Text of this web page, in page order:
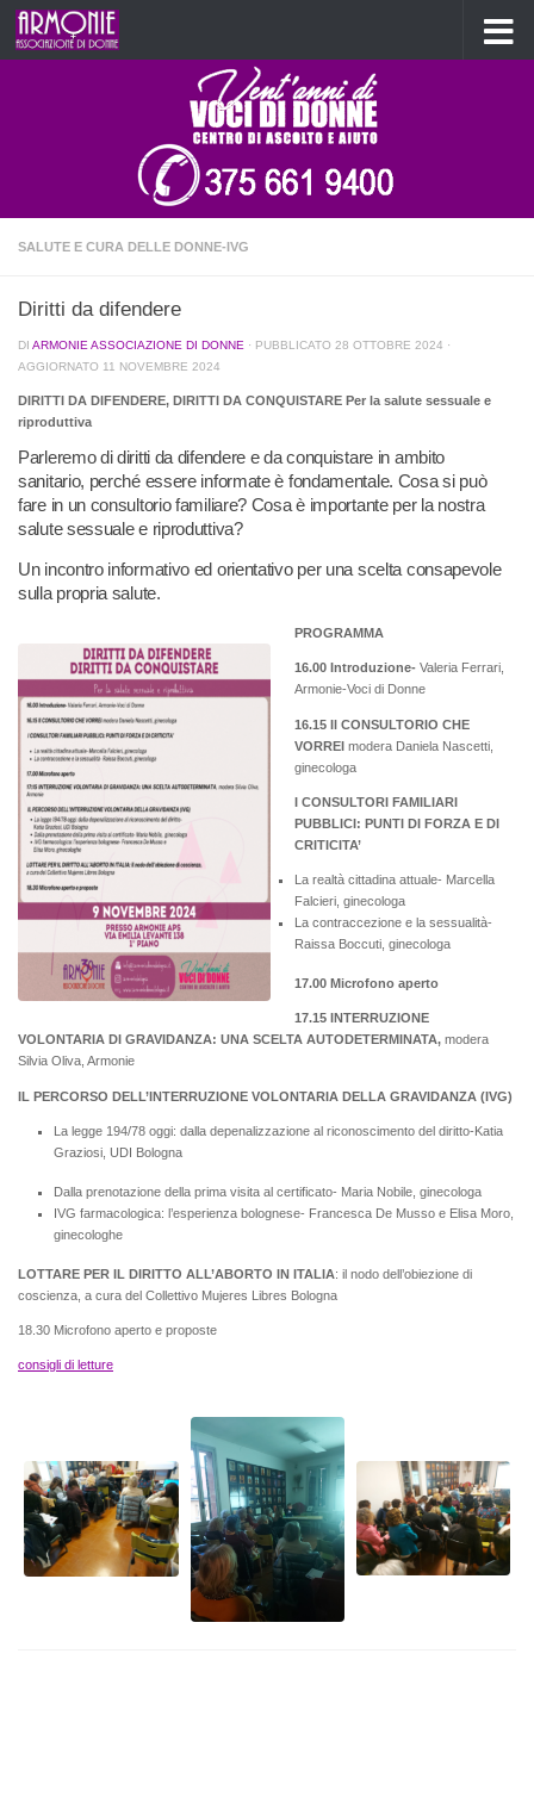
Salta al contenuto
SALUTE E CURA DELLE DONNE-IVG
Diritti da difendere
DI ARMONIE ASSOCIAZIONE DI DONNE · PUBBLICATO 28 OTTOBRE 2024 ·
AGGIORNATO 11 NOVEMBRE 2024
DIRITTI DA DIFENDERE, DIRITTI DA CONQUISTARE Per la salute sessuale e
riproduttiva
Parleremo di diritti da difendere e da conquistare in ambito
sanitario, perché essere informate è fondamentale. Cosa si può
fare in un consultorio familiare? Cosa è importante per la nostra
salute sessuale e riproduttiva?
Un incontro informativo ed orientativo per una scelta consapevole
sulla propria salute.
PROGRAMMA
16.00 Introduzione- Valeria Ferrari,
Armonie-Voci di Donne
16.15 Il CONSULTORIO CHE
VORREI modera Daniela Nascetti,
ginecologa
I CONSULTORI FAMILIARI
PUBBLICI: PUNTI DI FORZA E DI
CRITICITA’
La realtà cittadina attuale- Marcella
Falcieri, ginecologa
La contraccezione e la sessualità-
Raissa Boccuti, ginecologa
17.00 Microfono aperto
17.15 INTERRUZIONE
VOLONTARIA DI GRAVIDANZA: UNA SCELTA AUTODETERMINATA, modera
Silvia Oliva, Armonie
IL PERCORSO DELL’INTERRUZIONE VOLONTARIA DELLA GRAVIDANZA (IVG)
La legge 194/78 oggi: dalla depenalizzazione al riconoscimento del diritto-Katia
Graziosi, UDI Bologna
Dalla prenotazione della prima visita al certificato- Maria Nobile, ginecologa
IVG farmacologica: l’esperienza bolognese- Francesca De Musso e Elisa Moro,
ginecologhe
LOTTARE PER IL DIRITTO ALL’ABORTO IN ITALIA: il nodo dell’obiezione di
coscienza, a cura del Collettivo Mujeres Libres Bologna
18.30 Microfono aperto e proposte
consigli di letture